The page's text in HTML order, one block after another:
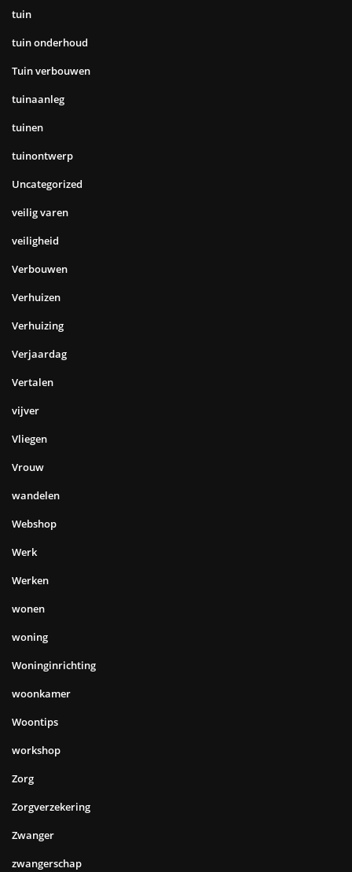
tuin
tuin onderhoud
Tuin verbouwen
tuinaanleg
tuinen
tuinontwerp
Uncategorized
veilig varen
veiligheid
Verbouwen
Verhuizen
Verhuizing
Verjaardag
Vertalen
vijver
Vliegen
Vrouw
wandelen
Webshop
Werk
Werken
wonen
woning
Woninginrichting
woonkamer
Woontips
workshop
Zorg
Zorgverzekering
Zwanger
zwangerschap